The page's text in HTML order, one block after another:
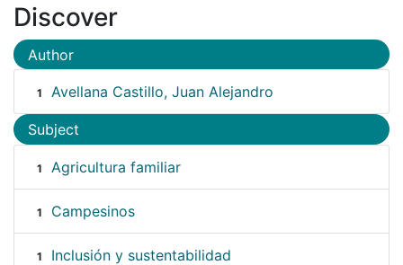
Discover
Author
1 Avellana Castillo, Juan Alejandro
Subject
1 Agricultura familiar
1 Campesinos
1 Inclusión y sustentabilidad